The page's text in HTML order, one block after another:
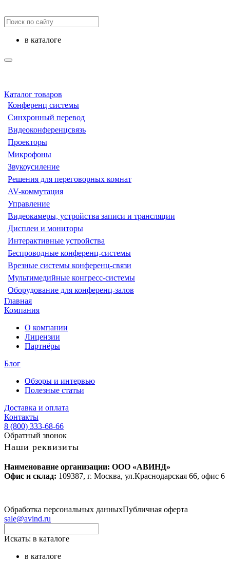
в каталоге
Каталог товаров
Конференц системы
Синхронный перевод
Видеоконференцсвязь
Проекторы
Микрофоны
Звукоусиление
Решения для переговорных комнат
AV-коммутация
Управление
Видеокамеры, устройства записи и трансляции
Дисплеи и мониторы
Интерактивные устройства
Беспроводные конференц-системы
Врезные системы конференц-связи
Мультимедийные конгресс-системы
Оборудование для конференц-залов
Главная
Компания
О компании
Лицензии
Партнёры
Блог
Обзоры и интервью
Полезные статьи
Доставка и оплата
Контакты
8 (800) 333-68-66
Обратный звонок
Наши реквизиты
Наименование организации: ООО «АВИНД»
Офис и склад: 109387, г. Москва, ул.Краснодарская 66, офис 6
Обработка персональных данныхПубличная оферта
sale@avind.ru
Искать: в каталоге
в каталоге